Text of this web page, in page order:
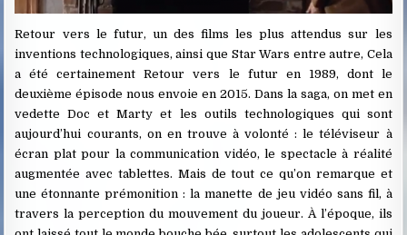
Retour vers le futur, un des films les plus attendus sur les
inventions technologiques, ainsi que Star Wars entre autre, Cela
a été certainement Retour vers le futur en 1989, dont le
deuxième épisode nous envoie en 2015. Dans la saga, on met en
vedette Doc et Marty et les outils technologiques qui sont
aujourd’hui courants, on en trouve à volonté : le téléviseur à
écran plat pour la communication vidéo, le spectacle à réalité
augmentée avec tablettes. Mais de tout ce qu’on remarque et
une étonnante prémonition : la manette de jeu vidéo sans fil, à
travers la perception du mouvement du joueur. À l’époque, ils